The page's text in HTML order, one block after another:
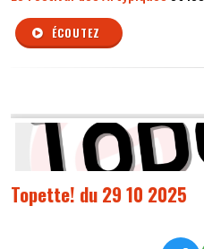
ÉCOUTEZ
Topette! du 29 10 2025